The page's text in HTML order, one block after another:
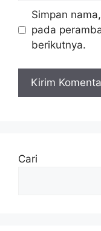
Simpan
pada
berikutnya.
Cari